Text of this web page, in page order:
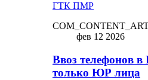
ГТК ПМР
фев 12 2026
Ввоз телефонов в
только ЮР лица